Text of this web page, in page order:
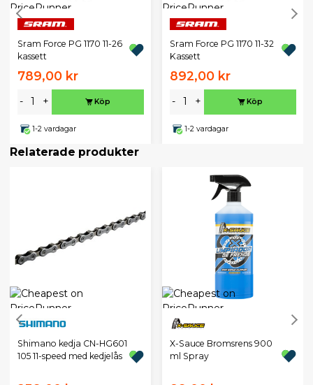
Sram Force PG 1170 11-26
kassett
789,00 kr
- + Köp
1-2 vardagar
Sram Force PG 1170 11-32
Kassett
892,00 kr
- + Köp
1-2 vardagar
Relaterade produkter
Shimano kedja CN-HG601
105 11-speed med kedjelås
X-Sauce Bromsrens 900
ml Spray